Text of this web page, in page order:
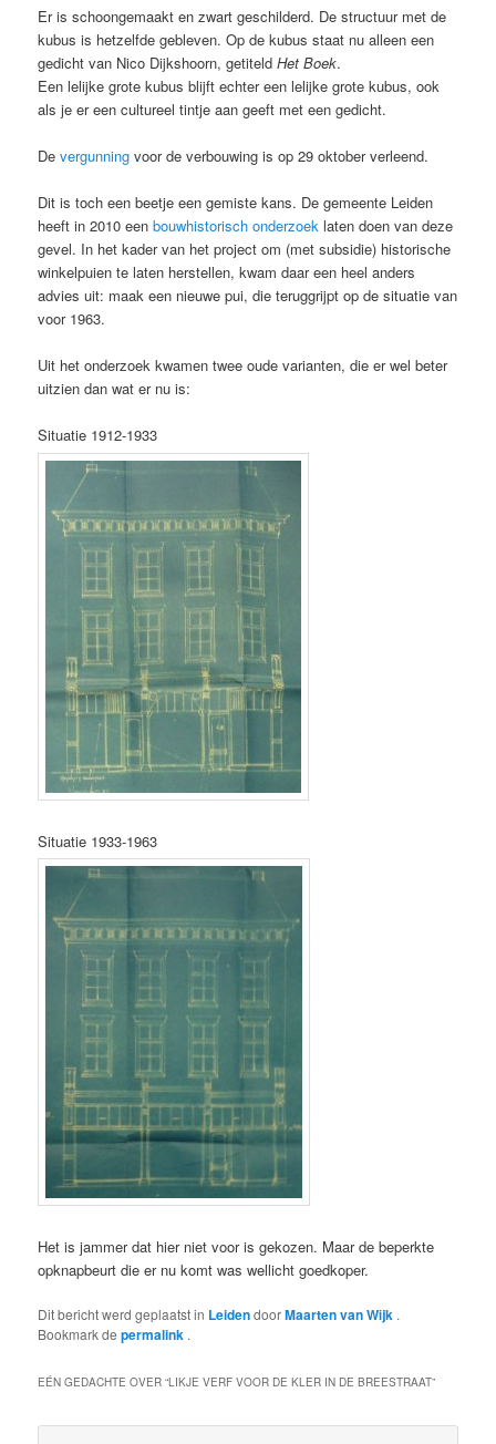
Er is schoongemaakt en zwart geschilderd. De structuur met de
kubus is hetzelfde gebleven. Op de kubus staat nu alleen een
gedicht van Nico Dijkshoorn, getiteldHet Boek.
Een lelijke grote kubus blijft echter een lelijke grote kubus, ook
als je er een cultureel tintje aan geeft met een gedicht.
Devergunning voor de verbouwing is op 29 oktober verleend.
Dit is toch een beetje een gemiste kans. De gemeente Leiden
heeft in 2010 eenbouwhistorisch onderzoek laten doen van deze
gevel. In het kader van het project om (met subsidie) historische
winkelpuien te laten herstellen, kwam daar een heel anders
advies uit: maak een nieuwe pui, die teruggrijpt op de situatie van
voor 1963.
Uit het onderzoek kwamen twee oude varianten, die er wel beter
uitzien dan wat er nu is:
Situatie 1912-1933
Situatie 1933-1963
Het is jammer dat hier niet voor is gekozen. Maar de beperkte
opknapbeurt die er nu komt was wellicht goedkoper.
Dit bericht werd geplaatst in LeidendoorMaarten van Wijk .
Bookmark depermalink .
EÉN GEDACHTE OVER “LIKJE VERF VOOR DE KLER IN DE BREESTRAAT”